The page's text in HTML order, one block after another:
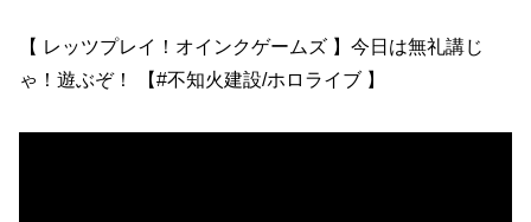
【 レッツプレイ！オインクゲームズ 】今日は無礼講じ
ゃ！遊ぶぞ！ 【#不知火建設/ホロライブ 】